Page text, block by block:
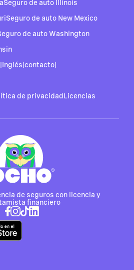
de seguros con licencia y
financiero
Seguro de auto Illinois
Seguro de auto New Mexico
de auto Washington
Inglés contacto
de privacidadLicencias